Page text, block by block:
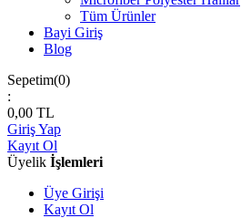
Tüm Ürünler
Bayi Giriş
Blog
Sepetim(0)
:
0,00 TL
Giriş Yap
Kayıt Ol
Üyelik İşlemleri
Üye Girişi
Kayıt Ol